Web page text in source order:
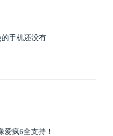
手机还没有
爱疯6全支持！